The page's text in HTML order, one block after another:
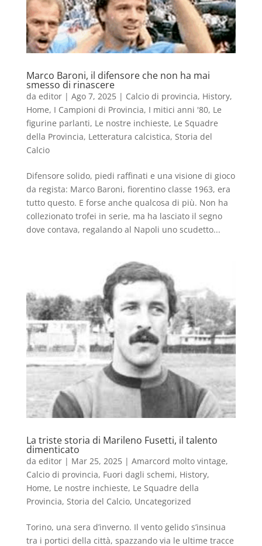
Marco Baroni, il difensore che non ha mai
smesso di rinascere
da editor| Ago 7, 2025| Calcio di provincia, History,
Home, I Campioni di Provincia, I mitici anni '80, Le
figurine parlanti, Le nostre inchieste, Le Squadre
della Provincia, Letteratura calcistica, Storia del
Calcio
Difensore solido, piedi raffinati e una visione di gioco
da regista: Marco Baroni, fiorentino classe 1963, era
tutto questo. E forse anche qualcosa di più. Non ha
collezionato trofei in serie, ma ha lasciato il segno
dove contava, regalando al Napoli uno scudetto...
La triste storia di Marileno Fusetti, il talento
dimenticato
da editor| Mar 25, 2025| Amarcord molto vintage,
Calcio di provincia, Fuori dagli schemi, History,
Home, Le nostre inchieste, Le Squadre della
Provincia, Storia del Calcio, Uncategorized
Torino, una sera d’inverno. Il vento gelido s’insinua
tra i portici della città, spazzando via le ultime tracce